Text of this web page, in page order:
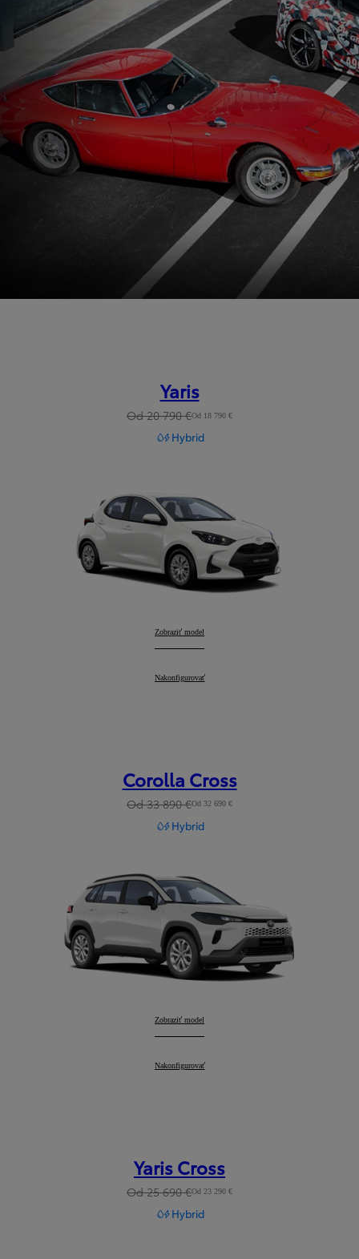
Yaris
Od 20 790 €Od 18 790 €
Hybrid
Yaris:
Zobraziť model
Yaris:
Nakonfigurovať
Corolla Cross
Od 33 890 €Od 32 690 €
Hybrid
Corolla Cross:
Zobraziť model
Corolla Cross:
Nakonfigurovať
Yaris Cross
Od 25 690 €Od 23 290 €
Hybrid